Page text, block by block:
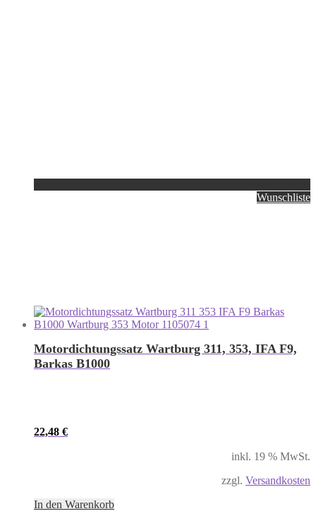
Wunschliste
Motordichtungssatz Wartburg 311, 353, IFA F9,
Barkas B1000
22,48 €
inkl. 19 % MwSt.
zzgl. Versandkosten
In den Warenkorb